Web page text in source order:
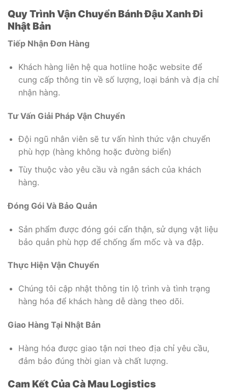
Quy Trình Vận Chuyển Bánh Đậu Xanh Đi
Nhật Bản
Tiếp Nhận Đơn Hàng
Khách hàng liên hệ qua hotline hoặc website để
cung cấp thông tin về số lượng, loại bánh và địa chỉ
nhận hàng.
Tư Vấn Giải Pháp Vận Chuyển
Đội ngũ nhân viên sẽ tư vấn hình thức vận chuyển
phù hợp (hàng không hoặc đường biển)
Tùy thuộc vào yêu cầu và ngân sách của khách
hàng.
Đóng Gói Và Bảo Quản
Sản phẩm được đóng gói cẩn thận, sử dụng vật liệu
bảo quản phù hợp để chống ẩm mốc và va đập.
Thực Hiện Vận Chuyển
Chúng tôi cập nhật thông tin lộ trình và tình trạng
hàng hóa để khách hàng dễ dàng theo dõi.
Giao Hàng Tại Nhật Bản
Hàng hóa được giao tận nơi theo địa chỉ yêu cầu,
đảm bảo đúng thời gian và chất lượng.
Cam Kết Của Cà Mau Logistics